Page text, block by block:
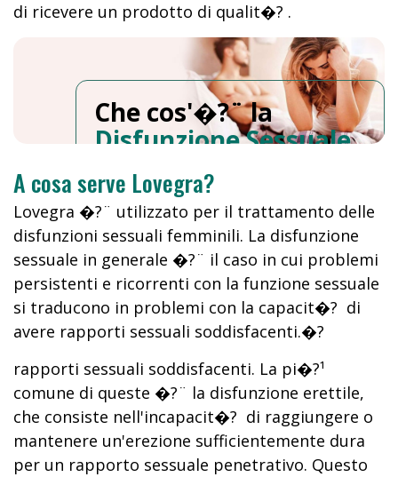
di ricevere un prodotto di qualit�? .
Che cos'�?¨ la
Disfunzione Sessuale
Femminile
A cosa serve Lovegra?
Lovegra �?¨ utilizzato per il trattamento delle
disfunzioni sessuali femminili. La disfunzione
sessuale in generale �?¨ il caso in cui problemi
persistenti e ricorrenti con la funzione sessuale
si traducono in problemi con la capacit�? di
avere rapporti sessuali soddisfacenti.�?
rapporti sessuali soddisfacenti. La pi�?¹
comune di queste �?¨ la disfunzione erettile,
che consiste nell'incapacit�? di raggiungere o
mantenere un'erezione sufficientemente dura
per un rapporto sessuale penetrativo. Questo